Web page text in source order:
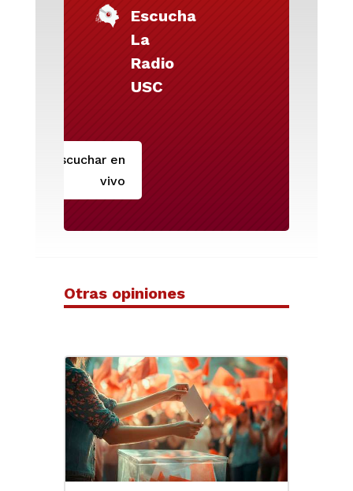
Escucha
La
Radio
USC
Escuchar en
vivo
Otras opiniones